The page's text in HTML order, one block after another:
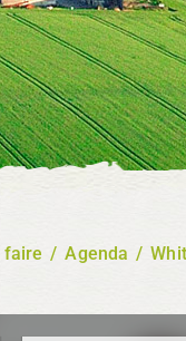
faire / Agenda /